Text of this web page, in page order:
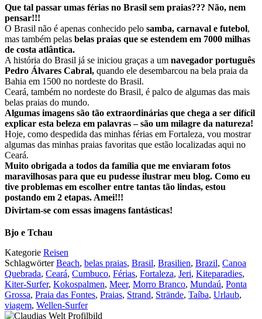
Que tal passar umas férias no Brasil sem praias??? Não, nem
pensar!!!
O Brasil não é apenas conhecido pelo samba, carnaval e futebol,
mas também pelas belas praias que se estendem em 7000 milhas
de costa atlântica.
A história do Brasil já se iniciou graças a um navegador português
Pedro Álvares Cabral, quando ele desembarcou na bela praia da
Bahia em 1500 no nordeste do Brasil.
Ceará, também no nordeste do Brasil, é palco de algumas das mais
belas praias do mundo.
Algumas imagens são tão extraordinárias que chega a ser difícil
explicar esta beleza em palavras – são um milagre da natureza!
Hoje, como despedida das minhas férias em Fortaleza, vou mostrar
algumas das minhas praias favoritas que estão localizadas aqui no
Ceará.
Muito obrigada a todos da família que me enviaram fotos
maravilhosas para que eu pudesse ilustrar meu blog. Como eu
tive problemas em escolher entre tantas tão lindas, estou
postando em 2 etapas. Amei!!!
Divirtam-se com essas imagens fantásticas!
Bjo e Tchau
Kategorie Reisen
SchlagwörterBeach, belas praias, Brasil, Brasilien, Brazil, Canoa
Quebrada, Ceará, Cumbuco, Férias, Fortaleza, Jeri, Kiteparadies,
Kiter-Surfer, Kokospalmen, Meer, Morro Branco, Mundaú, Ponta
Grossa, Praia das Fontes, Praias, Strand, Strände, Taíba, Urlaub,
viagem, Wellen-Surfer